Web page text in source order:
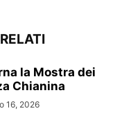
la Mostra dei
Chianina
16, 2026